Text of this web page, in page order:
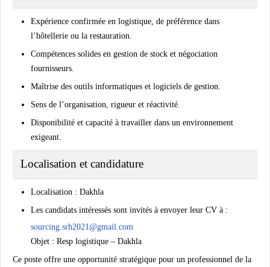
Expérience confirmée en logistique, de préférence dans
l’hôtellerie ou la restauration.
Compétences solides en gestion de stock et négociation
fournisseurs.
Maîtrise des outils informatiques et logiciels de gestion.
Sens de l’organisation, rigueur et réactivité.
Disponibilité et capacité à travailler dans un environnement
exigeant.
Localisation et candidature
Localisation : Dakhla
Les candidats intéressés sont invités à envoyer leur CV à :
sourcing.srh2021@gmail.com
Objet : Resp logistique – Dakhla
Ce poste offre une opportunité stratégique pour un professionnel de la